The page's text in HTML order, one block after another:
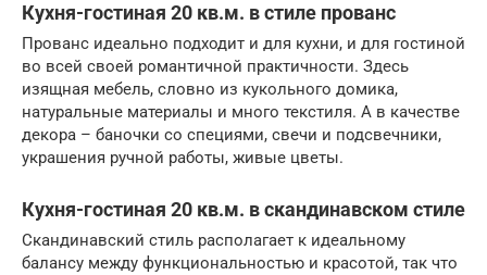
Кухня-гостиная 20 кв.м. в стиле прованс
Прованс идеально подходит и для кухни, и для гостиной
во всей своей романтичной практичности. Здесь
изящная мебель, словно из кукольного домика,
натуральные материалы и много текстиля. А в качестве
декора – баночки со специями, свечи и подсвечники,
украшения ручной работы, живые цветы.
Кухня-гостиная 20 кв.м. в скандинавском стиле
Скандинавский стиль располагает к идеальному
балансу между функциональностью и красотой, так что